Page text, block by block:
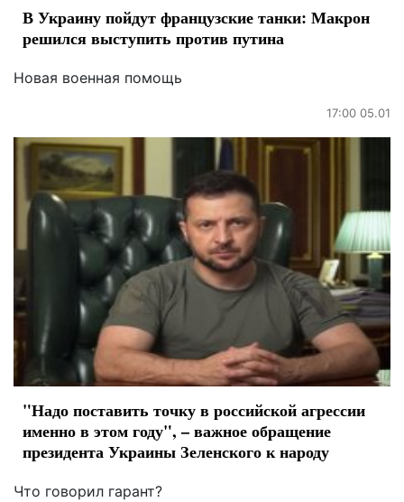
В Украину пойдут французские танки: Макрон
решился выступить против путина
Новая военная помощь
17:00 05.01
"Надо поставить точку в российской агрессии
именно в этом году", – важное обращение
президента Украины Зеленского к народу
Что говорил гарант?